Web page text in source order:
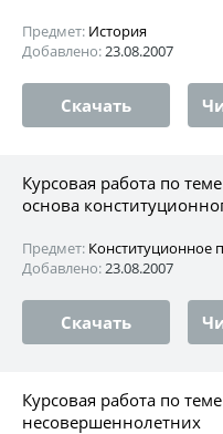
Предмет: История
Добавлено:23.08.2007
Скачать
Курсовая работа по
основа
Предмет: Конституционное
Добавлено:23.08.2007
Скачать
Курсовая работа по
несовершеннолетних